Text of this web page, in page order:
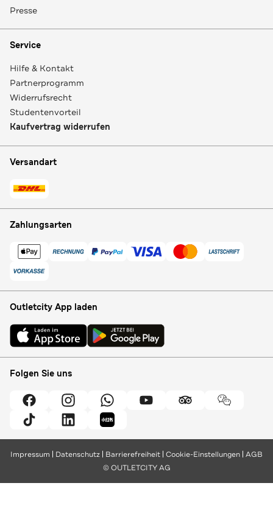
Presse
Service
Hilfe & Kontakt
Partnerprogramm
Widerrufsrecht
Studentenvorteil
Kaufvertrag widerrufen
Versandart
Zahlungsarten
Outletcity App laden
Folgen Sie uns
Impressum Datenschutz Barrierefreiheit Cookie-Einstellungen AGB
© OUTLETCITY AG